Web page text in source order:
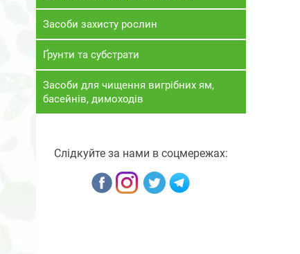
Засоби захисту рослин
Ґрунти та субстрати
Засоби для чищення вигрібних ям,
басейнів, димоходів
Слідкуйте за нами в соцмережах: